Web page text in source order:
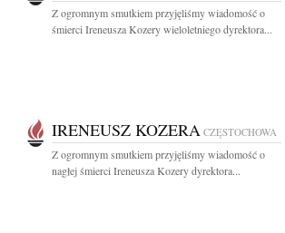
Z ogromnym smutkiem przyjęliśmy wiadomość o
śmierci Ireneusza Kozery wieloletniego dyrektora...
IRENEUSZ KOZERA CZĘSTOCHOWA
Z ogromnym smutkiem przyjęliśmy wiadomość o
nagłej śmierci Ireneusza Kozery dyrektora...